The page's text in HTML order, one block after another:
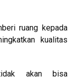
ruang kepada
kualitas
tidak akan bisa